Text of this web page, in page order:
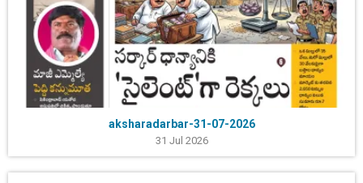
aksharadarbar-31-07-2026
31 Jul 2026